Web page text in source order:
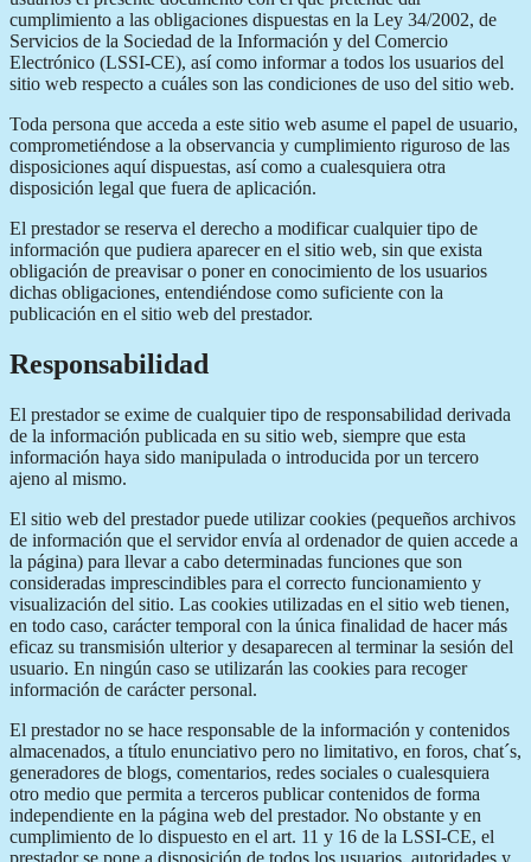
cumplimiento a las obligaciones dispuestas en la Ley 34/2002, de
Servicios de la Sociedad de la Información y del Comercio
Electrónico (LSSI-CE), así como informar a todos los usuarios del
sitio web respecto a cuáles son las condiciones de uso del sitio web.
Toda persona que acceda a este sitio web asume el papel de usuario,
comprometiéndose a la observancia y cumplimiento riguroso de las
disposiciones aquí dispuestas, así como a cualesquiera otra
disposición legal que fuera de aplicación.
El prestador se reserva el derecho a modificar cualquier tipo de
información que pudiera aparecer en el sitio web, sin que exista
obligación de preavisar o poner en conocimiento de los usuarios
dichas obligaciones, entendiéndose como suficiente con la
publicación en el sitio web del prestador.
Responsabilidad
El prestador se exime de cualquier tipo de responsabilidad derivada
de la información publicada en su sitio web, siempre que esta
información haya sido manipulada o introducida por un tercero
ajeno al mismo.
El sitio web del prestador puede utilizar cookies (pequeños archivos
de información que el servidor envía al ordenador de quien accede a
la página) para llevar a cabo determinadas funciones que son
consideradas imprescindibles para el correcto funcionamiento y
visualización del sitio. Las cookies utilizadas en el sitio web tienen,
en todo caso, carácter temporal con la única finalidad de hacer más
eficaz su transmisión ulterior y desaparecen al terminar la sesión del
usuario. En ningún caso se utilizarán las cookies para recoger
información de carácter personal.
El prestador no se hace responsable de la información y contenidos
almacenados, a título enunciativo pero no limitativo, en foros, chat´s,
generadores de blogs, comentarios, redes sociales o cualesquiera
otro medio que permita a terceros publicar contenidos de forma
independiente en la página web del prestador. No obstante y en
cumplimiento de lo dispuesto en el art. 11 y 16 de la LSSI-CE, el
prestador se pone a disposición de todos los usuarios, autoridades y